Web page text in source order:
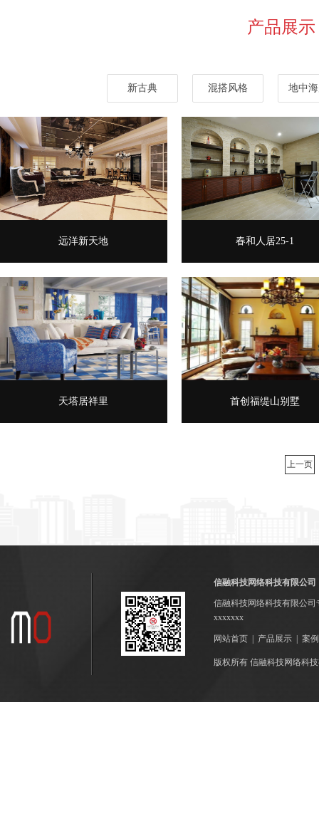
产品展示
新古典 混搭风格 地中
远洋新天地 春和人居25-1
天塔居祥里 首创福缇山别墅
上一页
信融科技网络科技有限公司
信融科技网络科技有限公
xxxxxxx
网站首页 产品展示 案
版权所有 信融科技网络科